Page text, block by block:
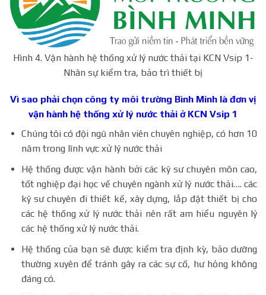
Hình 4. Vận hành hệ thống xử lý nước thải tại KCN Vsip 1-
Nhân sự kiểm tra, bảo trì thiết bị
Vì sao phải chọn công ty môi trường Bình Minh là đơn vị
vận hành hệ thống xử lý nước thải ở KCN Vsip 1
Chúng tôi có đội ngũ nhân viên chuyên nghiệp, có hơn 10
năm trong lĩnh vực xử lý nước thải
Hệ thống được vận hành bởi các kỹ sư chuyên môn cao,
tốt nghiệp đại học về chuyên ngành xử lý nước thải…. các
kỹ sư chuyên đi thiết kế, xây dựng, lắp đặt thiết bị cho
các hệ thống xử lý nước thải nên rất am hiểu nguyên lý
các hệ thống xử lý nước thải.
Hệ thống của bạn sẽ được kiểm tra định kỳ, bảo dưỡng
thường xuyên để tránh gây ra các sự cố, hư hỏng không
đáng có.